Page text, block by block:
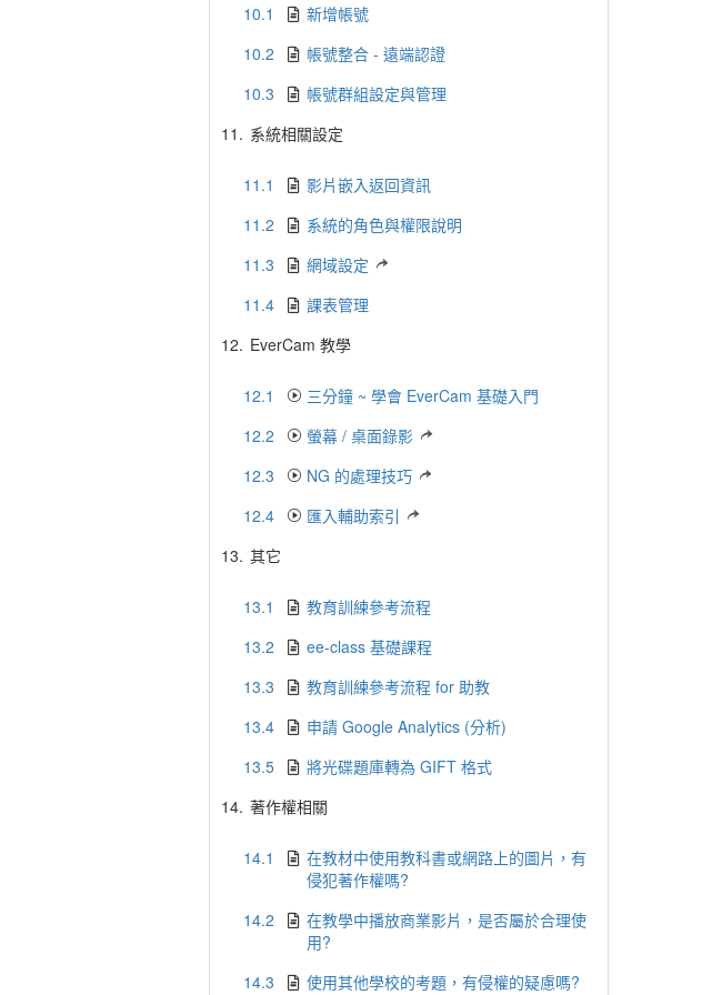
10.1
新增帳號
10.2
帳號整合 - 遠端認證
10.3
帳號群組設定與管理
11. 系統相關設定
11.1
影片嵌入返回資訊
11.2
系統的角色與權限說明
11.3
網域設定
11.4
課表管理
12. EverCam 教學
12.1
三分鐘 ~ 學會 EverCam 基礎入門
12.2
螢幕 / 桌面錄影
12.3
NG 的處理技巧
12.4
匯入輔助索引
13. 其它
13.1
教育訓練參考流程
13.2
ee-class 基礎課程
13.3
教育訓練參考流程 for 助教
13.4
申請 Google Analytics (分析)
13.5
將光碟題庫轉為 GIFT 格式
14. 著作權相關
14.1
在教材中使用教科書或網路上的圖片，有
侵犯著作權嗎?
14.2
在教學中播放商業影片，是否屬於合理使
用?
14.3
使用其他學校的考題，有侵權的疑慮嗎?